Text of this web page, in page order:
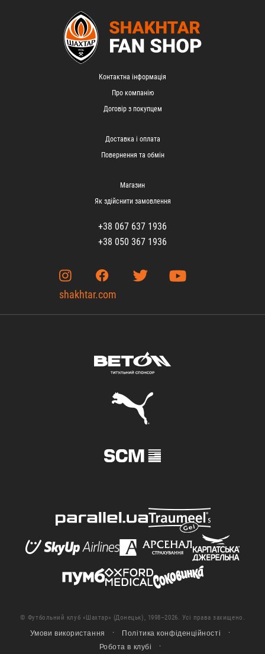
Контактна інформація
Про компанію
Договір з покупцем
Доставка і оплата
Повернення та обмін
Магазин
Як здійснити замовлення
+38 067 637 1936
+38 050 367 1936
shakhtar.com
© Футбольний клуб «Шахтар» (Донецьк), 1998–2026. Усі права захищено.
Умови використання
Політика конфіденційності
Робота в клубі